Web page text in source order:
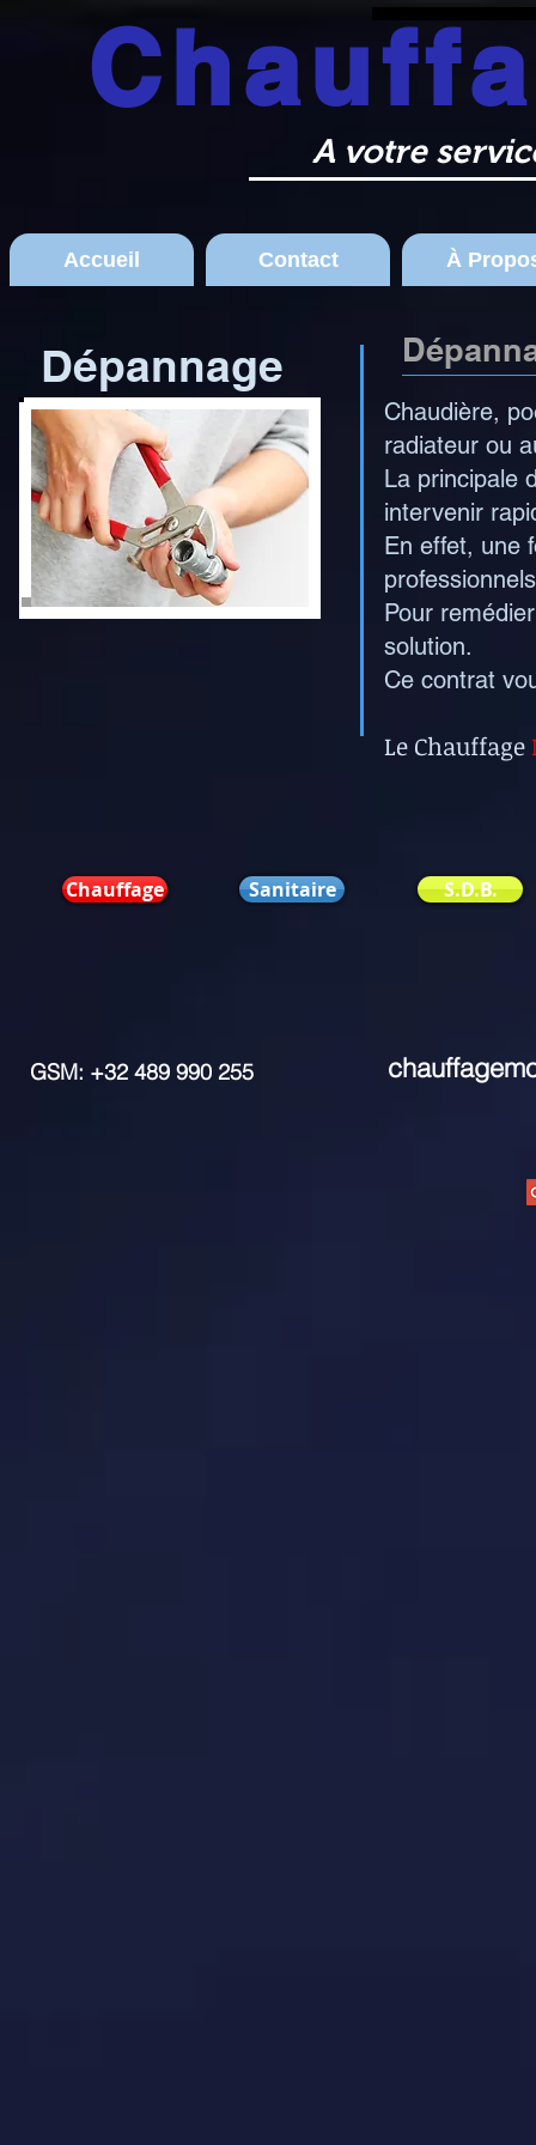
A votre
Accueil Contact À
Dépannage
Chaudière,
radiateur ou
La principale
intervenir
En effet, une
Pour
solution.
Ce contrat
Le Chauffage
Chauffage Sanitaire S.D.B.
GSM: +32 489 990 255